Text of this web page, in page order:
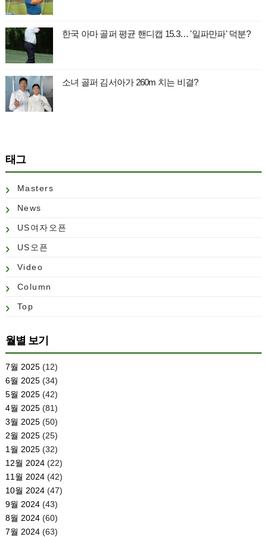
한국 아마 골퍼 평균 핸디캡 15.3… '일파만파' 덕분?
소녀 골퍼 김서아가 260m 치는 비결?
태그
Masters
News
US여자오픈
US오픈
Video
Column
Top
월별 보기
7월 2025(12)
6월 2025(34)
5월 2025(42)
4월 2025(81)
3월 2025(50)
2월 2025(25)
1월 2025(32)
12월 2024(22)
11월 2024(42)
10월 2024(47)
9월 2024(43)
8월 2024(60)
7월 2024(63)